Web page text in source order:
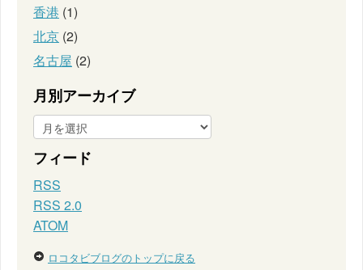
香港 (1)
北京 (2)
名古屋 (2)
月別アーカイブ
フィード
RSS
RSS 2.0
ATOM
ロコタビブログのトップに戻る